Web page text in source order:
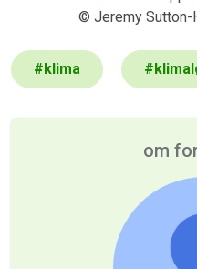
© Jeremy Sutton-
#klima #
om